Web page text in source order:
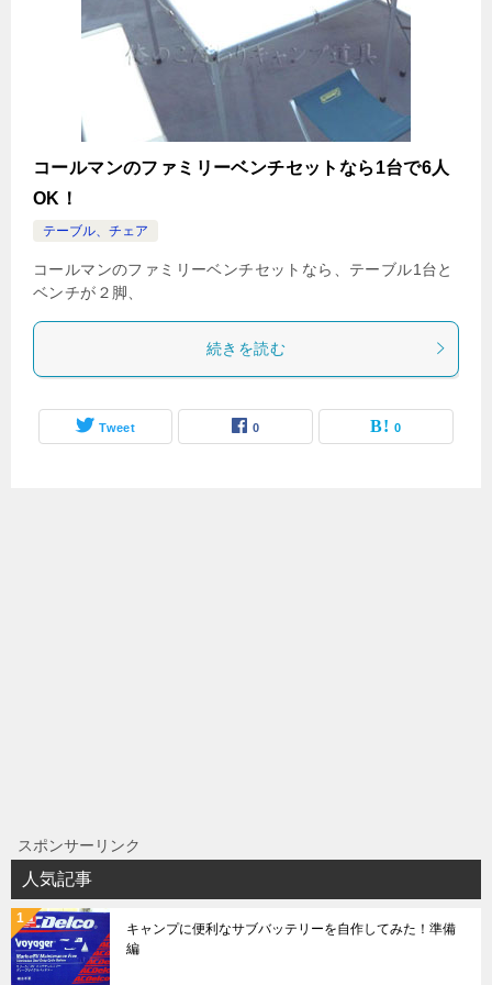
コールマンのファミリーベンチセットなら1台で6人
OK！
テーブル、チェア
コールマンのファミリーベンチセットなら、テーブル1台と
ベンチが２脚、
続きを読む
Tweet 0 0
スポンサーリンク
人気記事
キャンプに便利なサブバッテリーを自作してみた！準備
編